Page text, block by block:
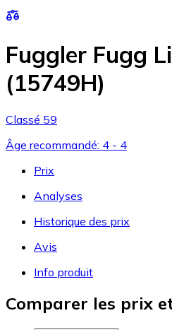
Fuggler Fugg
(15749H)
Classé 59
Âge recommandé: 4 - 4
Prix
Analyses
Historique des prix
Avis
Info produit
Comparer les prix